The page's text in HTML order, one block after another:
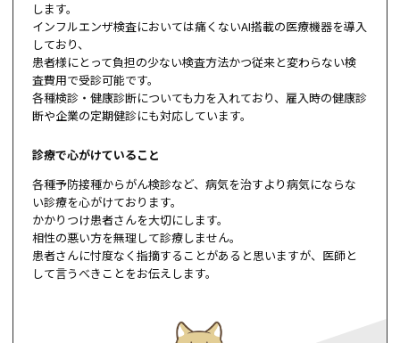
します。
インフルエンザ検査においては痛くないAI搭載の医療機器を導入
しており、
患者様にとって負担の少ない検査方法かつ従来と変わらない検
査費用で受診可能です。
各種検診・健康診断についても力を入れており、雇入時の健康診
断や企業の定期健診にも対応しています。
診療で心がけていること
各種予防接種からがん検診など、病気を治すより病気にならな
い診療を心がけております。
かかりつけ患者さんを大切にします。
相性の悪い方を無理して診療しません。
患者さんに忖度なく指摘することがあると思いますが、医師と
して言うべきことをお伝えします。